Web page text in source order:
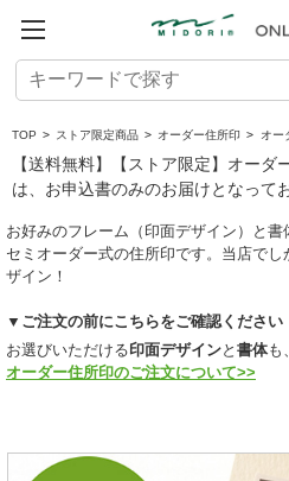
TOP > ストア限定商品 > オーダー住所印 > オー
【送料無料】【ストア限定】オー
は、お申込書のみのお届けとなって
お好みのフレーム（印面デザイン）と書
セミオーダー式の住所印です。当店で
ザイン！
▼ご注文の前にこちらをご確認ください
お選びいただける印面デザインと 書体も
オーダー住所印のご注文について>>